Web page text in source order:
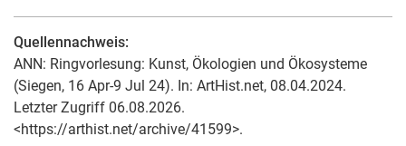
Quellennachweis:
ANN: Ringvorlesung: Kunst, Ökologien und Ökosysteme
(Siegen, 16 Apr-9 Jul 24). In: ArtHist.net, 08.04.2024.
Letzter Zugriff 06.08.2026.
<https://arthist.net/archive/41599>.